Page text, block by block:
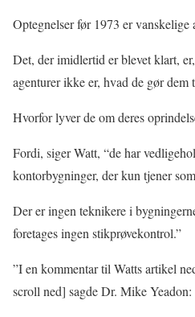
Optegnelser før 1973 er vanskelige
Det, der imidlertid er blevet klart,
agenturer ikke er, hvad de gør dem
Hvorfor lyver de om deres
Fordi, siger Watt, “de har
kontorbygninger, der kun tjener
Der er ingen teknikere i
foretages ingen stikprøvekontrol.”
”I en kommentar til Watts artikel
scroll ned] sagde Dr. Mike Yeadon: